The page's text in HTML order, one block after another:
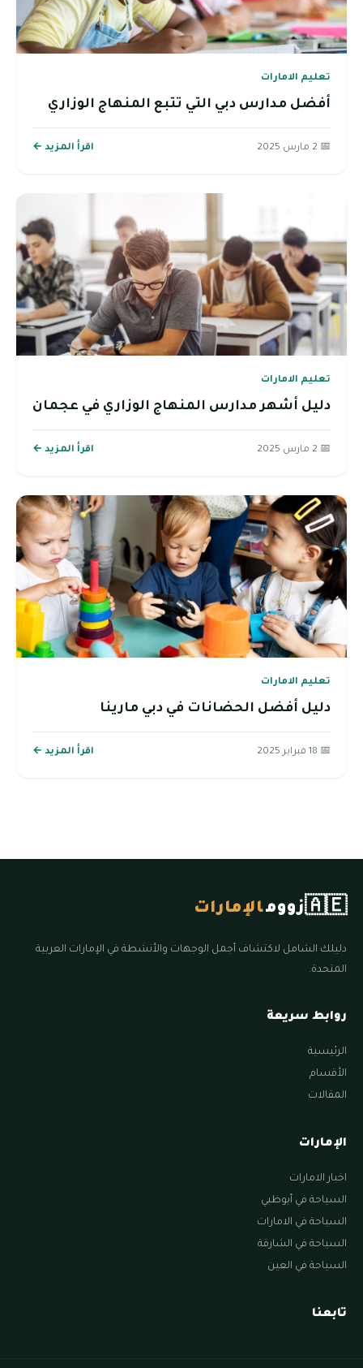
تعليم الامارات
أفضل مدارس دبي التي تتبع المنهاج الوزاري
📅 2 مارس 2025 اقرأ المزيد ←
تعليم الامارات
دليل أشهر مدارس المنهاج الوزاري في عجمان
📅 2 مارس 2025 اقرأ المزيد ←
تعليم الامارات
دليل أفضل الحضانات في دبي مارينا
📅 18 فبراير 2025 اقرأ المزيد ←
🇦🇪زوومالإمارات
دليلك الشامل لاكتشاف أجمل الوجهات والأنشطة في الإمارات العربية
المتحدة.
روابط سريعة
الرئيسية
الأقسام
المقالات
الإمارات
اخبار الامارات
السياحة في أبوظبي
السياحة في الامارات
السياحة في الشارقة
السياحة في العين
تابعنا